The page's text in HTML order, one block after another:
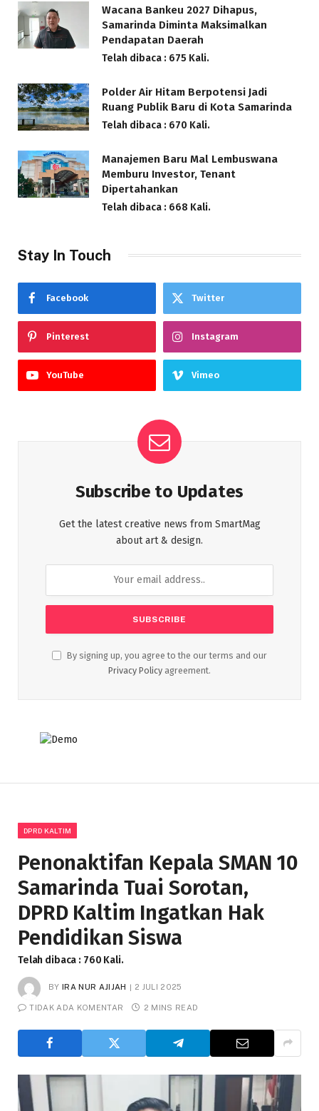
Wacana Bankeu 2027 Dihapus,
Samarinda Diminta Maksimalkan
Pendapatan Daerah
Telah dibaca : 675 Kali.
Polder Air Hitam Berpotensi Jadi
Ruang Publik Baru di Kota Samarinda
Telah dibaca : 670 Kali.
Manajemen Baru Mal Lembuswana
Memburu Investor, Tenant
Dipertahankan
Telah dibaca : 668 Kali.
Stay In Touch
Facebook Twitter
Pinterest Instagram
YouTube Vimeo
Subscribe to Updates
Get the latest creative news from SmartMag
about art & design.
By signing up, you agree to the our terms and our
Privacy Policy agreement.
DPRD KALTIM
Penonaktifan Kepala SMAN 10
Samarinda Tuai Sorotan,
DPRD Kaltim Ingatkan Hak
Pendidikan Siswa
Telah dibaca : 760 Kali.
BY IRA NUR AJIJAH 2 JULI 2025
TIDAK ADA KOMENTAR 2 MINS READ